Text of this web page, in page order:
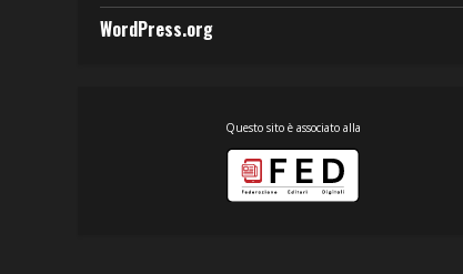
WordPress.org
Questo sito è associato alla